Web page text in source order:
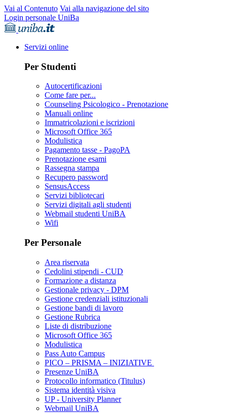
Vai al Contenuto Vai alla navigazione del sito
Login personale UniBa
Servizi online
Per Studenti
Autocertificazioni
Come fare per...
Counseling Psicologico - Prenotazione
Manuali online
Immatricolazioni e iscrizioni
Microsoft Office 365
Modulistica
Pagamento tasse - PagoPA
Prenotazione esami
Rassegna stampa
Recupero password
SensusAccess
Servizi bibliotecari
Servizi digitali agli studenti
Webmail studenti UniBA
Wifi
Per Personale
Area riservata
Cedolini stipendi - CUD
Formazione a distanza
Gestionale privacy - DPM
Gestione credenziali istituzionali
Gestione bandi di lavoro
Gestione Rubrica
Liste di distribuzione
Microsoft Office 365
Modulistica
Pass Auto Campus
PICO – PRISMA – INIZIATIVE
Presenze UniBA
Protocollo informatico (Titulus)
Sistema identità visiva
UP - University Planner
Webmail UniBA